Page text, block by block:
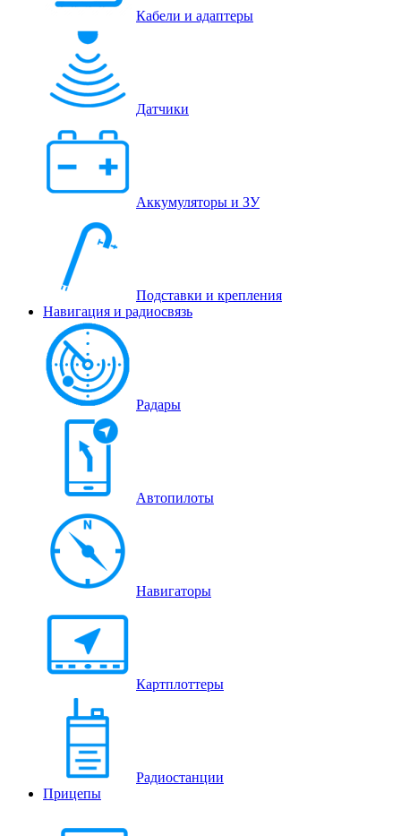
Кабели и адаптеры
Датчики
Аккумуляторы и ЗУ
Подставки и крепления
Навигация и радиосвязь
Радары
Автопилоты
Навигаторы
Картплоттеры
Радиостанции
Прицепы